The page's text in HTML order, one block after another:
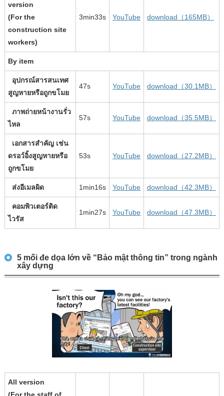
version
(For the
construction site
workers)
3min33s YouTube download（165MB）
By item
อุปกรณ์สารสนเทศ
สูญหายหรือถูกขโมย
47s YouTube download（30.1MB）
ภาพถ่ายหน้างานรั่ว
ไหล
57s YouTube download（35.5MB）
เอกสารสำคัญ เช่น
ดรอว์อิ้งสูญหายหรือ
ถูกขโมย
53s YouTube download（27.2MB）
ส่งอีเมลผิด 1min16s YouTube download（42.3MB）
คอมพิวเตอร์ติด
ไวรัส
1min27s YouTube download（47.3MB）
5 mối đe dọa lớn về “Bảo mật thông tin” trong ngành
xây dựng
All version